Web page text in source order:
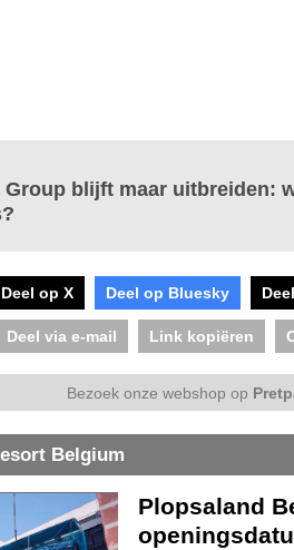
Group blijft maar uitbreiden:
Deel op X Deel op Bluesky
Deel via e-mail Link kopiëren
Bezoek onze webshop op
Belgium
Plopsaland